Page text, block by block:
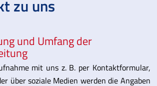
zu uns
und Umfang der
mit uns z. B. per Kontaktformular,
über soziale Medien werden die Angaben